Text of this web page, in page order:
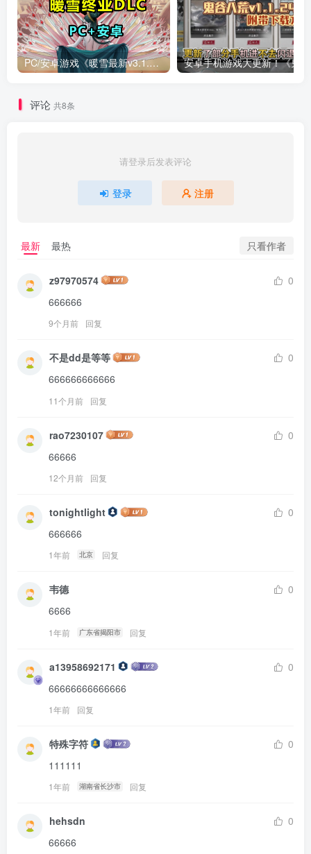
PC/安卓游戏《暖雪最新v3.1.0.1》终业DLC整合版！
评论 共8条
请登录后发表评论
登录 注册
最新 最热 只看作者
z97970574
0
666666
9个月前 回复
不是dd是等等
0
666666666666
11个月前 回复
rao7230107
0
66666
12个月前 回复
tonightlight
0
666666
1年前 北京 回复
韦德
0
6666
1年前 广东省揭阳市 回复
a13958692171
0
66666666666666
1年前 回复
特殊字符
0
111111
1年前 湖南省长沙市 回复
hehsdn
0
66666